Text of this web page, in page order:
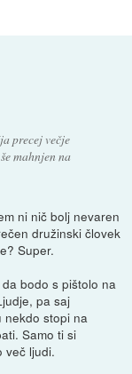
precej večje
mahnjen na
ni nič bolj nevaren
družinski človek
Super.
bodo s pištolo na
pa saj
nekdo stopi na
Samo ti si
več ljudi.